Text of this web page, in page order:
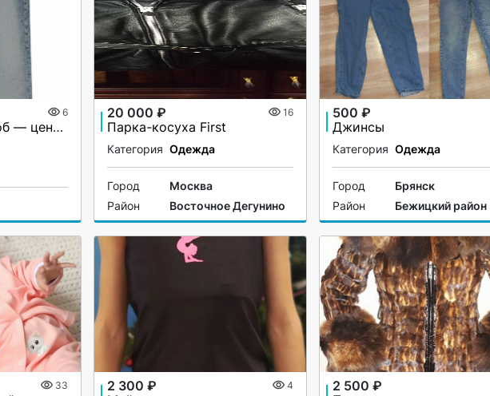
6
Стильный гардероб — цены ниже рынка
20 000 ₽ 16
Парка-косуха First
Категория Одежда
Город
Москва
Район
Восточное Дегунино
500 ₽
Джинсы
Категория Одежда
Город
Брянск
Район
Бежицкий район
33 2 300 ₽ 4 2 500 ₽